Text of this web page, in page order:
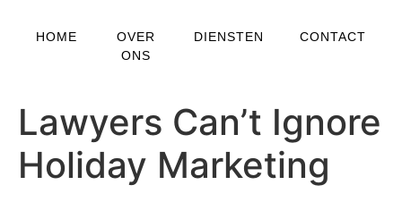
HOME
OVER
ONS
DIENSTEN CONTACT
Lawyers Can’t Ignore
Holiday Marketing